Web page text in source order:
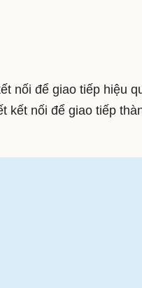
nối để giao tiếp hiệu
kết nối để giao tiếp